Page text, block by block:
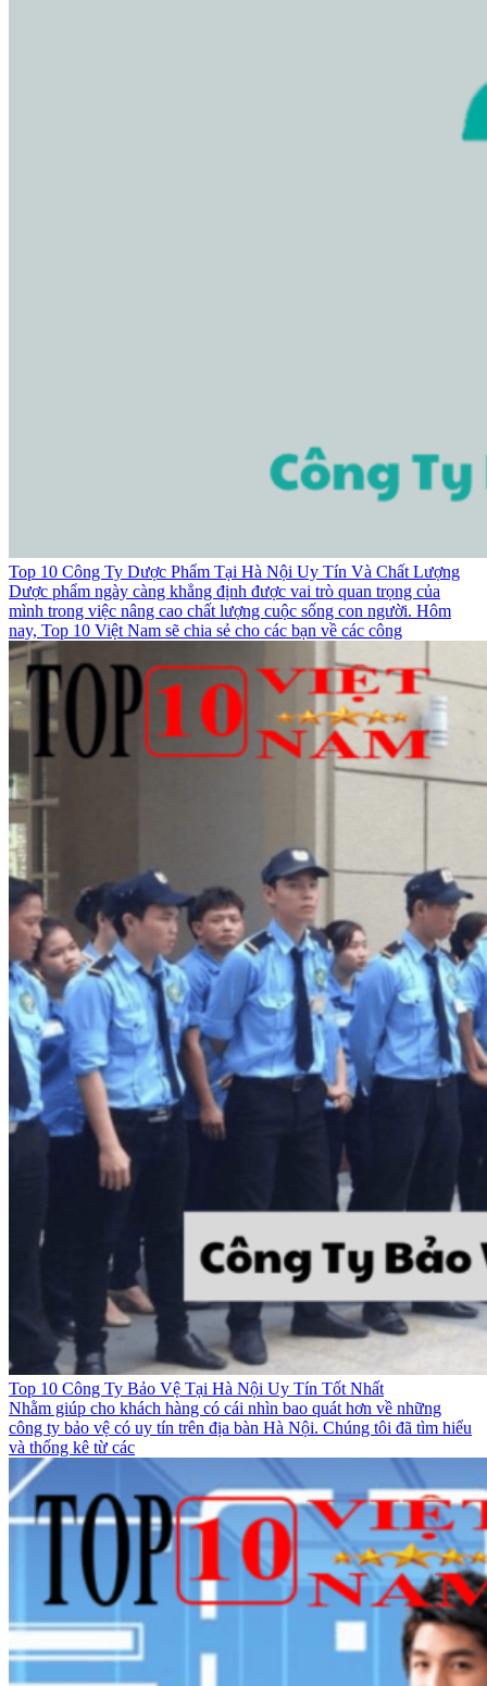
Top 10 Công Ty Dược Phẩm Tại Hà Nội Uy Tín Và Chất Lượng
Dược phẩm ngày càng khẳng định được vai trò quan trọng của
mình trong việc nâng cao chất lượng cuộc sống con người. Hôm
nay, Top 10 Việt Nam sẽ chia sẻ cho các bạn về các công
Top 10 Công Ty Bảo Vệ Tại Hà Nội Uy Tín Tốt Nhất
Nhằm giúp cho khách hàng có cái nhìn bao quát hơn về những
công ty bảo vệ có uy tín trên địa bàn Hà Nội. Chúng tôi đã tìm hiểu
và thống kê từ các